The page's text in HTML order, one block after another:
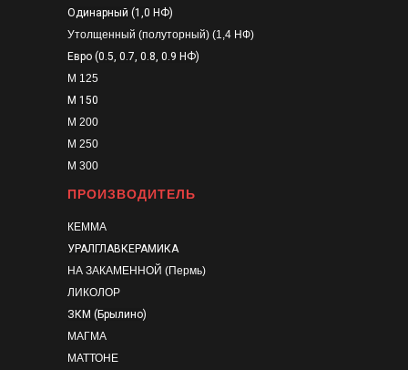
Одинарный (1,0 НФ)
Утолщенный (полуторный) (1,4 НФ)
Евро (0.5, 0.7, 0.8, 0.9 НФ)
М 125
М 150
М 200
М 250
М 300
ПРОИЗВОДИТЕЛЬ
КЕММА
УРАЛГЛАВКЕРАМИКА
НА ЗАКАМЕННОЙ (Пермь)
ЛИКОЛОР
ЗКМ (Брылино)
МАГМА
МАТТОНЕ